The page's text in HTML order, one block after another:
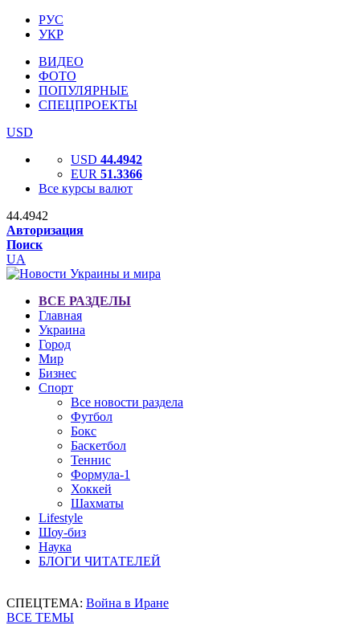
РУС
УКР
ВИДЕО
ФОТО
ПОПУЛЯРНЫЕ
СПЕЦПРОЕКТЫ
USD
USD 44.4942
EUR 51.3366
Все курсы валют
44.4942
Авторизация
Поиск
UA
ВСЕ РАЗДЕЛЫ
Главная
Украина
Город
Мир
Бизнес
Спорт
Все новости раздела
Футбол
Бокс
Баскетбол
Теннис
Формула-1
Хоккей
Шахматы
Lifestyle
Шоу-биз
Наука
БЛОГИ ЧИТАТЕЛЕЙ
СПЕЦТЕМА: Война в Иране
ВСЕ ТЕМЫ